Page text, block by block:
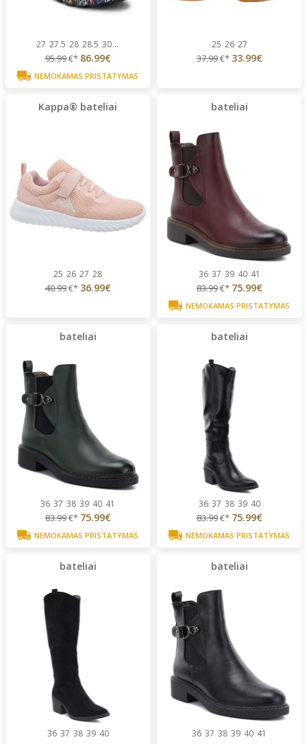
27 27.5 28 28.5 30...
95.99€* 86.99€
NEMOKAMAS PRISTATYMAS
25 26 27
37.99€* 33.99€
Kappa® bateliai
25 26 27 28
40.99€* 36.99€
bateliai
36 37 39 40 41
83.99€* 75.99€
NEMOKAMAS PRISTATYMAS
bateliai
36 37 38 39 40 41
83.99€* 75.99€
NEMOKAMAS PRISTATYMAS
bateliai
36 37 38 39 40
83.99€* 75.99€
NEMOKAMAS PRISTATYMAS
bateliai
36 37 38 39 40
bateliai
36 37 38 39 40 41